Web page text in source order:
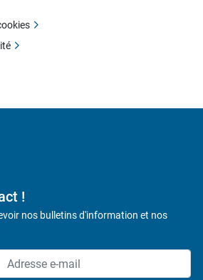
!
nos bulletins d'information et nos